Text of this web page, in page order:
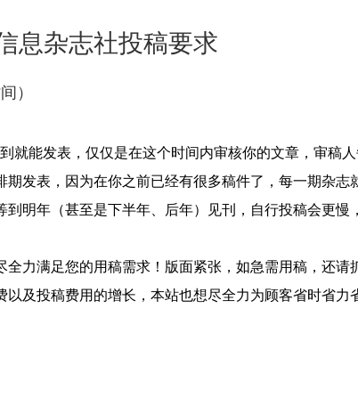
息杂志社投稿要求
）
就能发表，仅仅是在这个时间内审核你的文章，审稿人
发表，因为在你之前已经有很多稿件了，每一期杂志
明年（甚至是下半年、后年）见刊，自行投稿会更慢
力满足您的用稿需求！版面紧张，如急需用稿，还请
及投稿费用的增长，本站也想尽全力为顾客省时省力